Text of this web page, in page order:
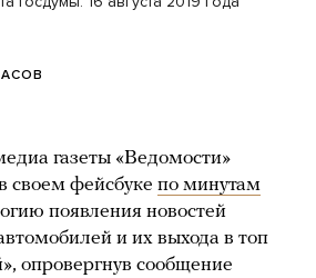
газеты «Ведомости»
своем фейсбуке по минутам
появления новостей
и их выхода в топ
опровергнув сообщение